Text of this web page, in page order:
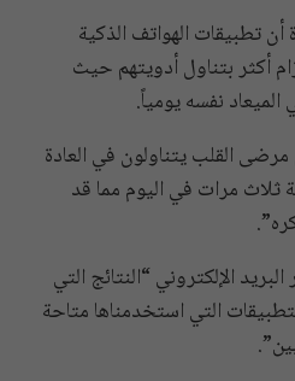
تطبيقات الهواتف الذكية
أكثر بتناول أدويتهم حيث
نفسه يومياً.
مرضى القلب يتناولون في العادة
ثلاث مرات في اليوم مما قد
الإلكتروني “النتائج التي
التي استخدمناها متاحة